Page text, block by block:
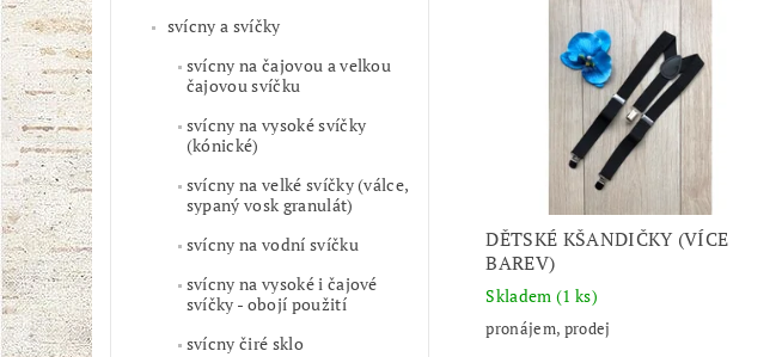
svícny a svíčky
svícny na čajovou a velkou
čajovou svíčku
svícny na vysoké svíčky
(kónické)
svícny na velké svíčky (válce,
sypaný vosk granulát)
svícny na vodní svíčku
svícny na vysoké i čajové
svíčky - obojí použití
svícny čiré sklo
DĚTSKÉ KŠANDIČKY (VÍCE
BAREV)
Skladem (1 ks)
pronájem, prodej